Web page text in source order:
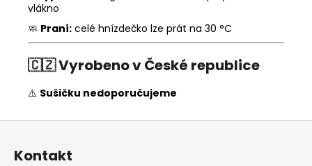
vlákno
🧼 Praní: celé hnízdečko lze prát na 30 °C
🇨🇿Vyrobeno v České republice
⚠️ Sušičku nedoporučujeme
Z
Kontakt